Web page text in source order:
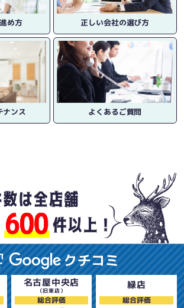
め方 正しい会社の選び方
ナンス よくあるご質問
名古屋中央店
（旧東店）
総合評価
緑店
総合評価